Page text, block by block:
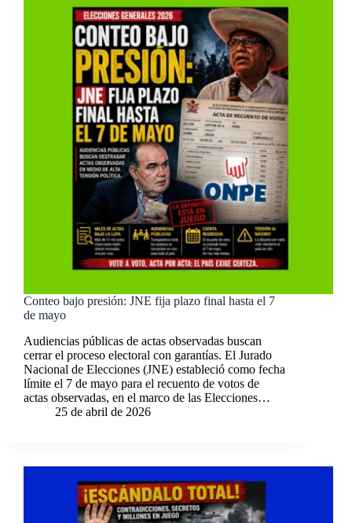
Conteo bajo presión: JNE fija plazo final hasta el 7
de mayo
Audiencias públicas de actas observadas buscan
cerrar el proceso electoral con garantías. El Jurado
Nacional de Elecciones (JNE) estableció como fecha
límite el 7 de mayo para el recuento de votos de
actas observadas, en el marco de las Elecciones…
25 de abril de 2026